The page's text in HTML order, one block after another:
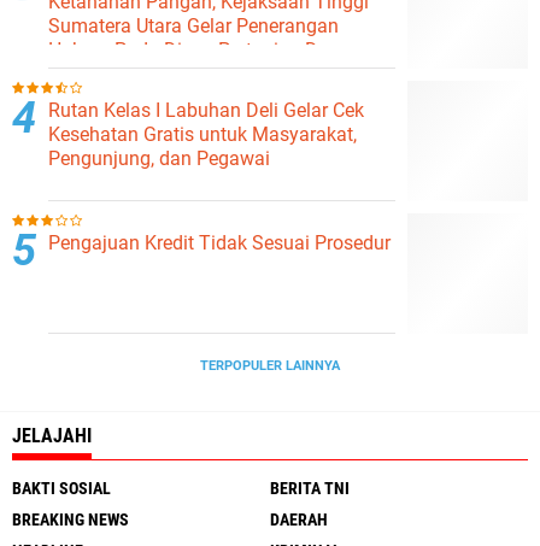
Sumatera Utara Gelar Penerangan
Hukum Pada Dinas Pertanian Dan
Ketahanan Pangan
Rutan Kelas I Labuhan Deli Gelar Cek
Kesehatan Gratis untuk Masyarakat,
Pengunjung, dan Pegawai
Pengajuan Kredit Tidak Sesuai Prosedur
TERPOPULER LAINNYA
JELAJAHI
BAKTI SOSIAL
BERITA TNI
BREAKING NEWS
DAERAH